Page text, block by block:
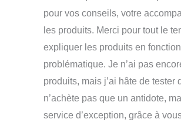
pour vos conseils, votre
les produits. Merci pour tout le
expliquer les produits en
problématique. Je n’ai pas
produits, mais j’ai hâte de tester
n’achète pas que un antidote,
service d’exception, grâce à